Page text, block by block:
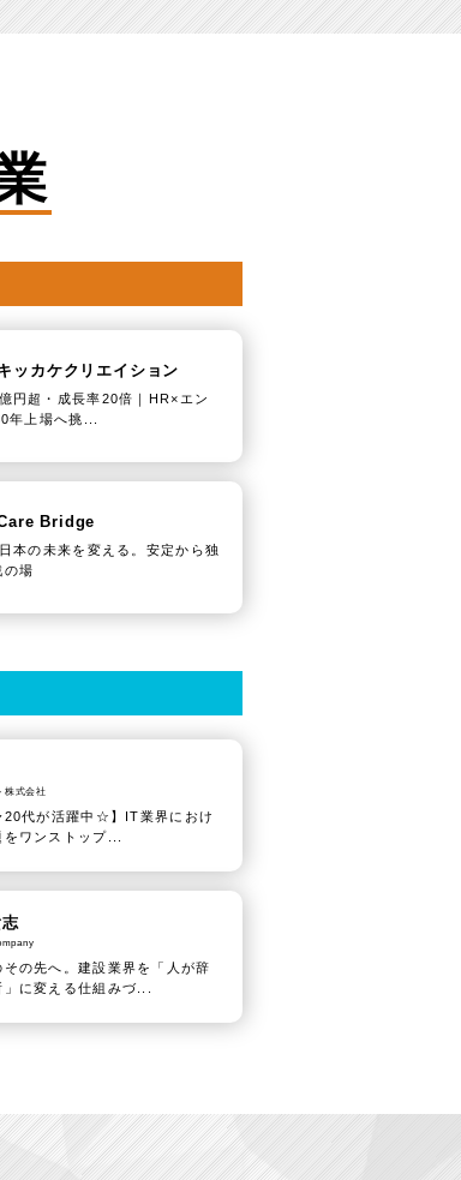
ッカケクリエイション
円超・成長率20倍｜HR×エン
年上場へ挑...
Bridge
本の未来を変える。安定から独
の場
株式会社
20代が活躍中☆】IT業界におけ
ワンストップ...
その先へ。建設業界を「人が辞
に変える仕組みづ...